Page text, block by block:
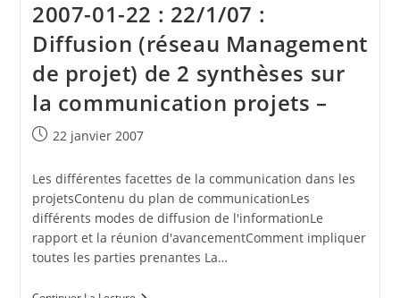
24/1/07
:
Audit
Certification
ISO
9001:2000
D’une
PME
De
Transport
Négoce
De
Matières
Dangereuses
–
2007-01-22 : 22/1/07 :
Diffusion (réseau Management
de projet) de 2 synthèses sur
la communication projets –
Publication
22 janvier 2007
Les différentes facettes de la communication dans les
projetsContenu du plan de communicationLes
différents modes de diffusion de l'informationLe
rapport et la réunion d'avancementComment impliquer
toutes les parties prenantes La…